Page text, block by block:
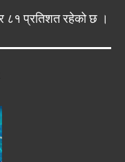
८१ प्रतिशत रहेको छ ।